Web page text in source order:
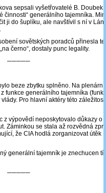
sepsali vyšetřovatelé B. Doubek
činnosti“ generálního tajemníka.
ji do šuplíku, ale navštívil s ní v
sovětských poradců přinesla
černo“, dostaly punc legality.
─────
beze zbytku splněno. Na
funkce generálního tajemníka
Pro hlavní aktéry této
z výpovědí neposkytovalo důkazy o
Záminkou se stala až rozvědná
že CIA hodlá zorganizovat útěk
generální tajemník je znechucen
─────